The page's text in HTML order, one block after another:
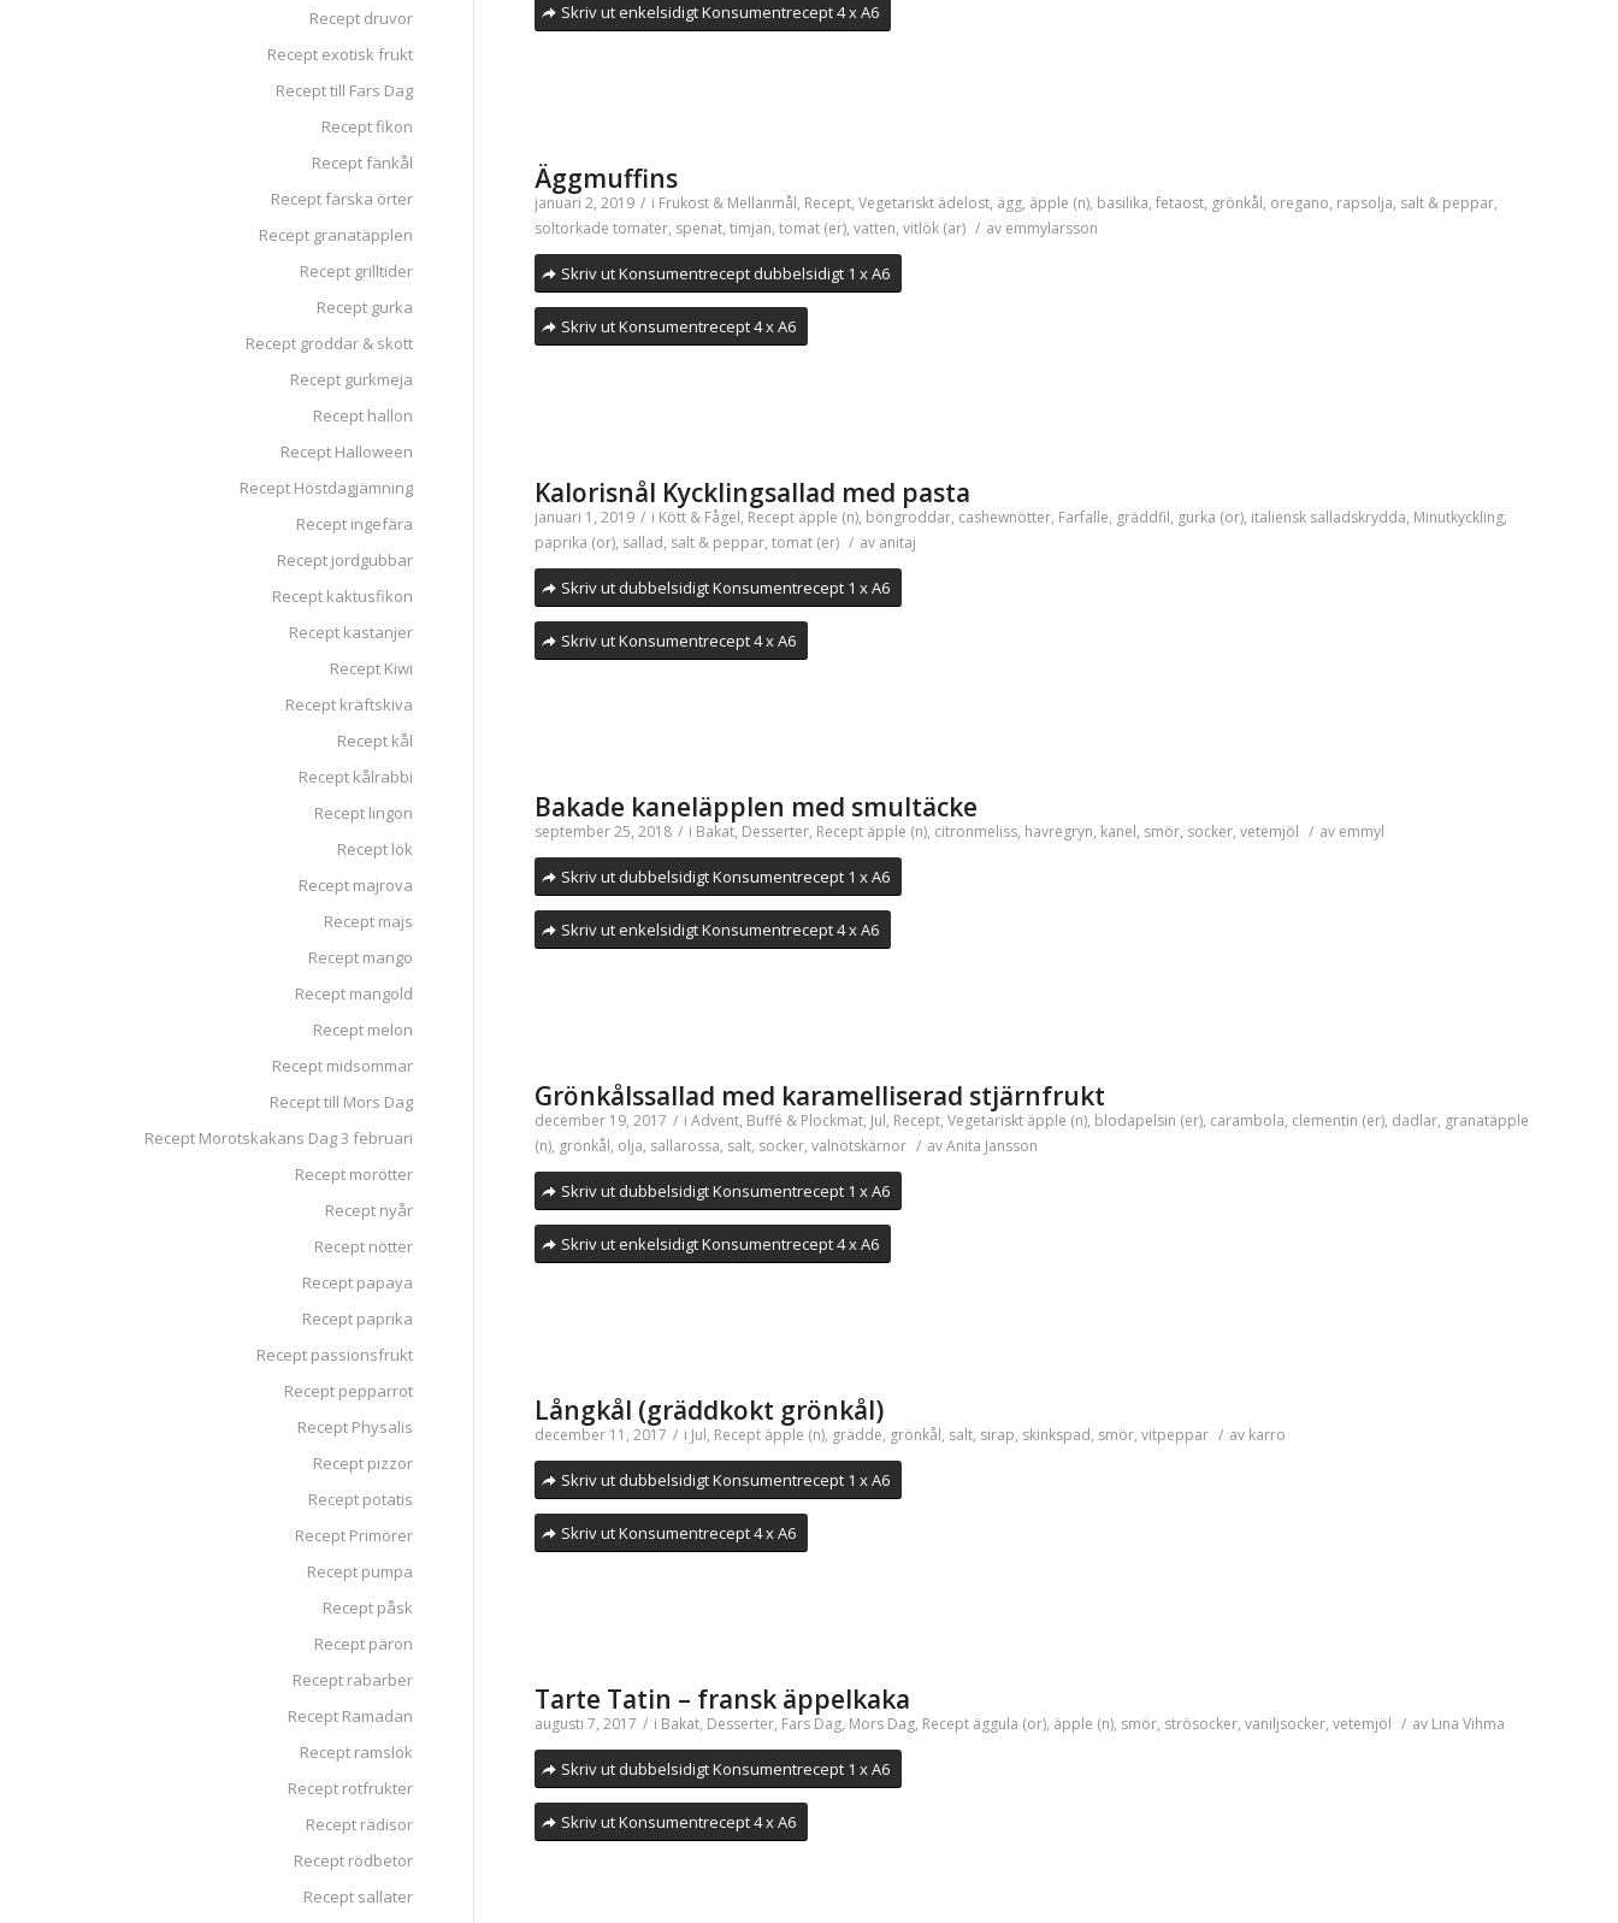
Skriv ut enkelsidigt Konsumentrecept 4 x A6
Äggmuffins
januari 2, 2019 / i Frukost & Mellanmål, Recept, Vegetariskt ädelost, ägg, äpple (n), basilika, fetaost, grönkål, oregano, rapsolja, salt & peppar,
soltorkade tomater, spenat, timjan, tomat (er), vatten, vitlök (ar) / av emmylarsson
Skriv ut Konsumentrecept dubbelsidigt 1 x A6
Skriv ut Konsumentrecept 4 x A6
Kalorisnål Kycklingsallad med pasta
januari 1, 2019 / i Kött & Fågel, Recept äpple (n), böngroddar, cashewnötter, Farfalle, gräddfil, gurka (or), italiensk salladskrydda, Minutkyckling,
paprika (or), sallad, salt & peppar, tomat (er) / av anitaj
Skriv ut dubbelsidigt Konsumentrecept 1 x A6
Skriv ut Konsumentrecept 4 x A6
Bakade kaneläpplen med smultäcke
september 25, 2018 / i Bakat, Desserter, Recept äpple (n), citronmeliss, havregryn, kanel, smör, socker, vetemjöl / av emmyl
Skriv ut dubbelsidigt Konsumentrecept 1 x A6
Skriv ut enkelsidigt Konsumentrecept 4 x A6
Grönkålssallad med karamelliserad stjärnfrukt
december 19, 2017 / i Advent, Buffé & Plockmat, Jul, Recept, Vegetariskt äpple (n), blodapelsin (er), carambola, clementin (er), dadlar, granatäpple
(n), grönkål, olja, sallarossa, salt, socker, valnötskärnor / avAnita Jansson
Skriv ut dubbelsidigt Konsumentrecept 1 x A6
Skriv ut enkelsidigt Konsumentrecept 4 x A6
Långkål (gräddkokt grönkål)
december 11, 2017 / i Jul, Recept äpple (n), grädde, grönkål, salt, sirap, skinkspad, smör, vitpeppar / av karro
Skriv ut dubbelsidigt Konsumentrecept 1 x A6
Skriv ut Konsumentrecept 4 x A6
Tarte Tatin – fransk äppelkaka
augusti 7, 2017 / i Bakat, Desserter, Fars Dag, Mors Dag, Recept äggula (or), äpple (n), smör, strösocker, vaniljsocker, vetemjöl / av Lina Vihma
Skriv ut dubbelsidigt Konsumentrecept 1 x A6
Skriv ut Konsumentrecept 4 x A6
Recept druvor
Recept exotisk frukt
Recept till Fars Dag
Recept fikon
Recept fänkål
Recept färska örter
Recept granatäpplen
Recept grilltider
Recept gurka
Recept groddar & skott
Recept gurkmeja
Recept hallon
Recept Halloween
Recept Höstdagjämning
Recept ingefära
Recept jordgubbar
Recept kaktusfikon
Recept kastanjer
Recept Kiwi
Recept kräftskiva
Recept kål
Recept kålrabbi
Recept lingon
Recept lök
Recept majrova
Recept majs
Recept mango
Recept mangold
Recept melon
Recept midsommar
Recept till Mors Dag
Recept Morotskakans Dag 3 februari
Recept morötter
Recept nyår
Recept nötter
Recept papaya
Recept paprika
Recept passionsfrukt
Recept pepparrot
Recept Physalis
Recept pizzor
Recept potatis
Recept Primörer
Recept pumpa
Recept påsk
Recept päron
Recept rabarber
Recept Ramadan
Recept ramslök
Recept rotfrukter
Recept rädisor
Recept rödbetor
Recept sallater